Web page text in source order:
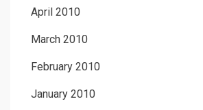
April 2010
March 2010
February 2010
January 2010